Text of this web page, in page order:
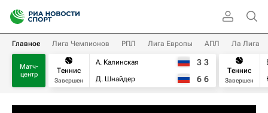
Главное Лига Чемпионов РПЛ Лига Европы АПЛ Ла Лига
Матч-
центр
Теннис
Завершен
А. Калинская
Д. Шнайдер
3 3
6 6
Теннис
Завершен